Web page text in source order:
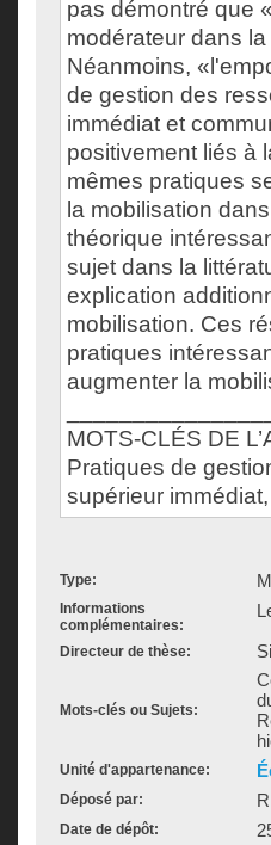
pas démontré que
modérateur dans
Néanmoins,
de gestion des
immédiat et
positivement liés à
mêmes pratiques
la mobilisation
théorique
sujet dans la
explication
mobilisation. Ces
pratiques
augmenter la
MOTS-CLÉS DE
Pratiques de
supérieur
Type:
Informations
complémentaires:
Directeur de thèse:
Mots-clés ou Sujets:
Unité d'appartenance:
Déposé par:
Date de dépôt: